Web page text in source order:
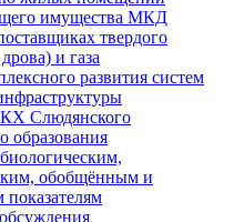
имущества МКД
твердого
и газа
развития систем
Слюдянского
образования
обобщённым и
показателям